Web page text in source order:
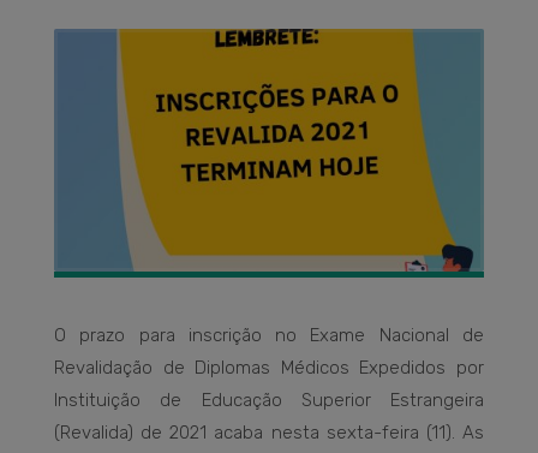
O prazo para inscrição no Exame Nacional de
Revalidação de Diplomas Médicos Expedidos por
Instituição de Educação Superior Estrangeira
(Revalida) de 2021 acaba nesta sexta-feira (11). As